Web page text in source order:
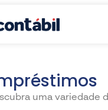
uma variedade